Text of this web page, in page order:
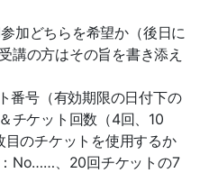
どちらを希望か（後日に
講の方はその旨を書き添え
号（有効期限の日付下の
チケット回数（4回、10
のチケットを使用するか
No……、20回チケットの7